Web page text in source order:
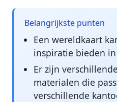
Belangrijkste punten
Een wereldkaart
inspiratie bieden
Er zijn
materialen die
verschillende